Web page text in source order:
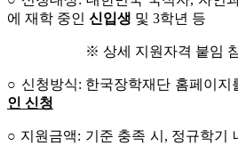
에 재학 중인 신입생 및 3학년 등
※ 상세 지원자격 붙임
○ 신청방식: 한국장학재단 홈페이지
인 신청
○ 지원금액: 기준 충족 시, 정규학기